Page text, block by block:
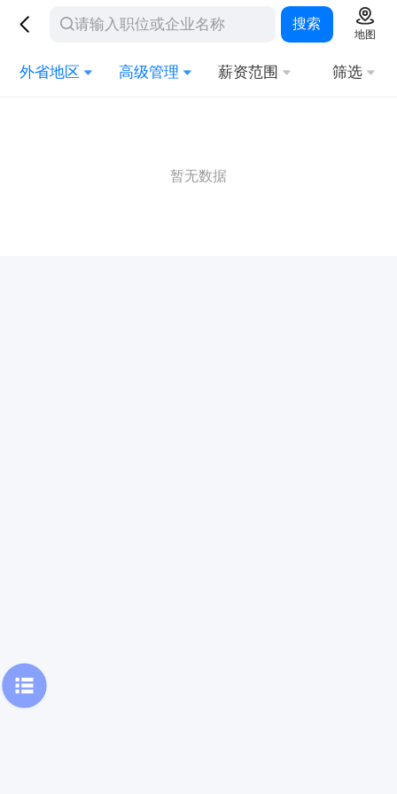
搜索
地图
外省地区 高级管理 薪资范围 筛选
暂无数据